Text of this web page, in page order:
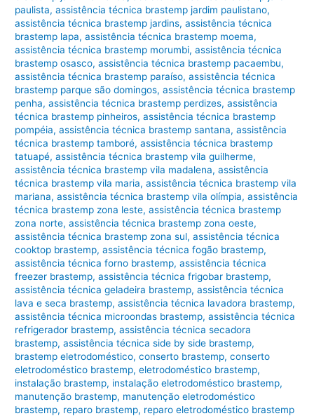
paulista,assistência técnica brastemp jardim paulistano,
assistência técnica brastemp jardins,assistência técnica
brastemp lapa,assistência técnica brastemp moema,
assistência técnica brastemp morumbi,assistência técnica
brastemp osasco,assistência técnica brastemp pacaembu,
assistência técnica brastemp paraíso,assistência técnica
brastemp parque são domingos,assistência técnica brastemp
penha,assistência técnica brastemp perdizes,assistência
técnica brastemp pinheiros,assistência técnica brastemp
pompéia,assistência técnica brastemp santana,assistência
técnica brastemp tamboré,assistência técnica brastemp
tatuapé,assistência técnica brastemp vila guilherme,
assistência técnica brastemp vila madalena,assistência
técnica brastemp vila maria,assistência técnica brastemp vila
mariana,assistência técnica brastemp vila olímpia,assistência
técnica brastemp zona leste,assistência técnica brastemp
zona norte,assistência técnica brastemp zona oeste,
assistência técnica brastemp zona sul,assistência técnica
cooktop brastemp,assistência técnica fogão brastemp,
assistência técnica forno brastemp,assistência técnica
freezer brastemp,assistência técnica frigobar brastemp,
assistência técnica geladeira brastemp,assistência técnica
lava e seca brastemp,assistência técnica lavadora brastemp,
assistência técnica microondas brastemp,assistência técnica
refrigerador brastemp,assistência técnica secadora
brastemp,assistência técnica side by side brastemp,
brastemp eletrodoméstico,conserto brastemp,conserto
eletrodoméstico brastemp,eletrodoméstico brastemp,
instalação brastemp, instalação eletrodoméstico brastemp,
manutenção brastemp, manutenção eletrodoméstico
brastemp, reparo brastemp, reparo eletrodoméstico brastemp